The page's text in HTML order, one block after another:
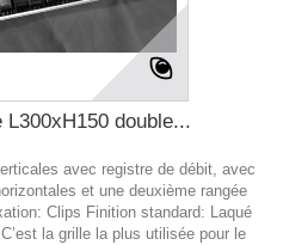
double...
avec registre de débit, avec
et une deuxième rangée
Clips Finition standard: Laqué
la grille la plus utilisée pour le